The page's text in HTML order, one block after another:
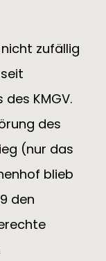
zufällig
KMGV.
des
(nur das
blieb
den